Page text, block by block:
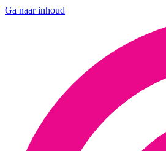
Ga naar inhoud